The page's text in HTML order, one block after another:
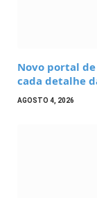
Novo portal
cada detalhe
AGOSTO 4, 2026